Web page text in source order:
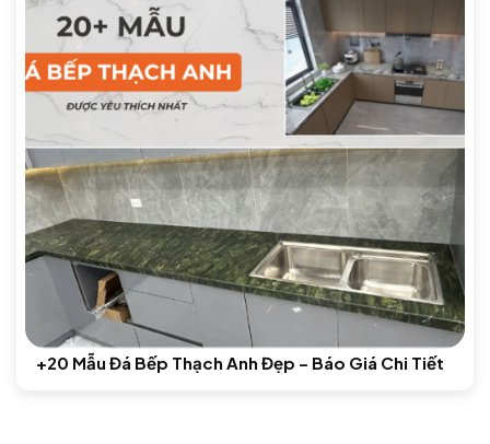
+20 Mẫu Đá Bếp Thạch Anh Đẹp – Báo Giá Chi Tiết